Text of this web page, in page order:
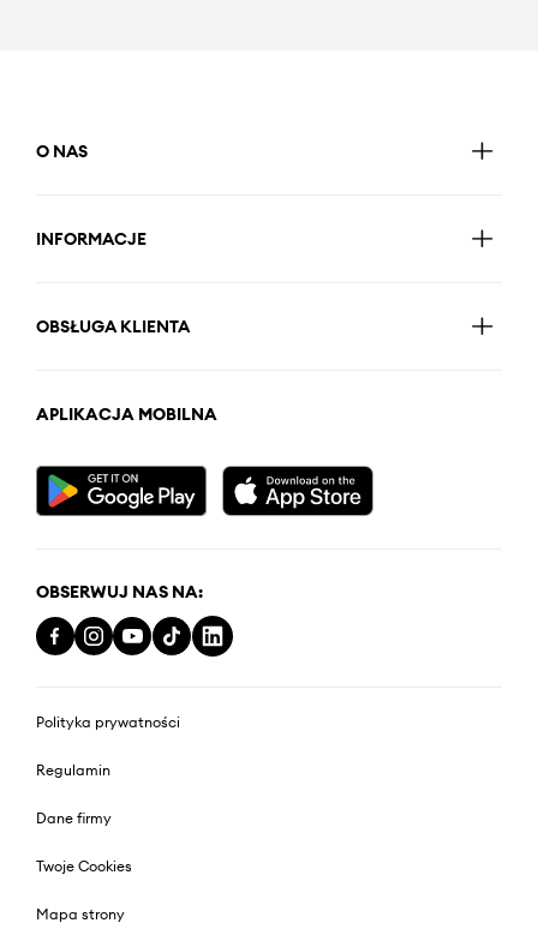
O NAS
INFORMACJE
OBSŁUGA KLIENTA
APLIKACJA MOBILNA
OBSERWUJ NAS NA:
Polityka prywatności
Regulamin
Dane firmy
Twoje Cookies
Mapa strony